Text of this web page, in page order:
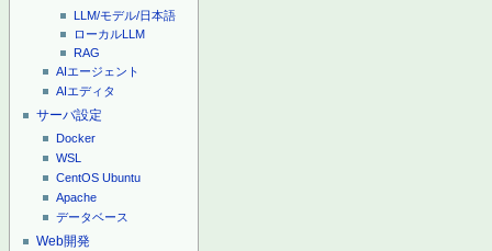
LLM/モデル/日本語
ローカルLLM
RAG
AIエージェント
AIエディタ
サーバ設定
Docker
WSL
CentOS Ubuntu
Apache
データベース
Web開発